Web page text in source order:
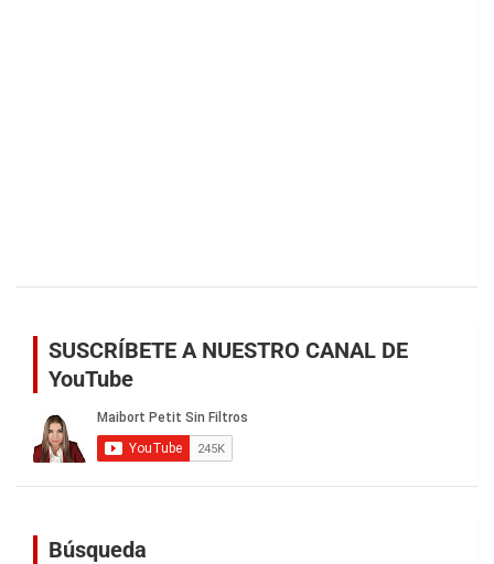
SUSCRÍBETE A NUESTRO CANAL DE
YouTube
Búsqueda